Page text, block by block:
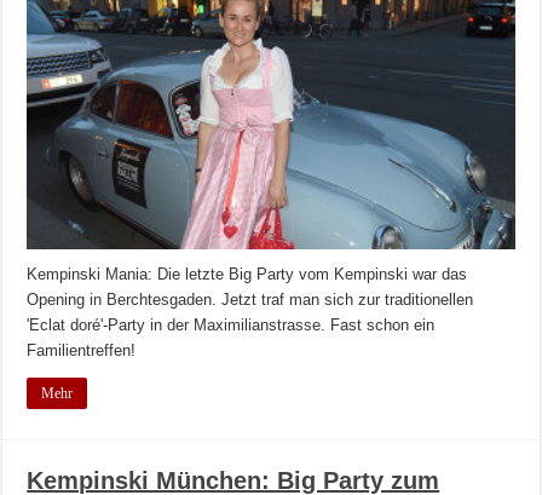
Kempinski Mania: Die letzte Big Party vom Kempinski war das
Opening in Berchtesgaden. Jetzt traf man sich zur traditionellen
'Eclat doré'-Party in der Maximilianstrasse. Fast schon ein
Familientreffen!
Mehr
Kempinski München: Big Party zum